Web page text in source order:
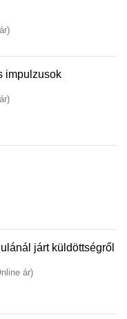
impulzusok
járt küldöttségről
ár)